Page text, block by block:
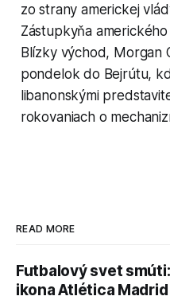
zo strany americkej
Zástupkyňa
Blízky východ, Morgan
pondelok do Bejrútu,
libanonskými
rokovaniach o
READ MORE
Futbalový svet
ikona Atlética Madrid